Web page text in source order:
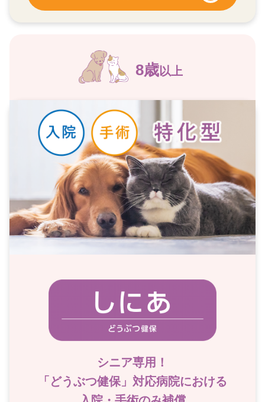
8歳以上
シニア専用！
「どうぶつ健保」対応病院における